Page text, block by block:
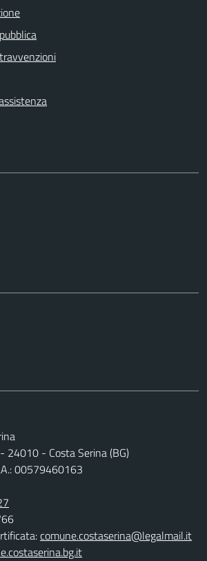
24010 - Costa Serina (BG)
00579460163
comune.costaserina@legalmail.it